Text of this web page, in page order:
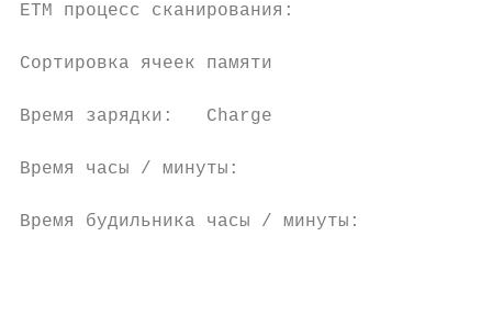
ETM процесс сканирования:
Сортировка ячеек памяти
Время зарядки:   Charge
Время часы / минуты:
Время будильника часы / минуты: